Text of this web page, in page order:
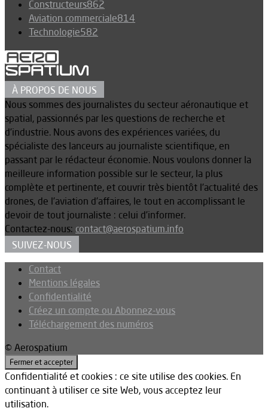
Constructeurs862
Aviation commerciale814
Technologie582
À PROPOS DE NOUS
Nous sommes des journalistes du secteur aéronautique et
spatial, passionnés par les questions de recherche et
d’industrie. Nous avons des expériences variées, du
spécialiste des lanceurs au journaliste scientifique, en
passant par le rédacteur économie. Nous voulons donner la
meilleure information possible sur le secteur, la plus
complète et pertinente, et couvrir très bientôt l’actualité des
drones, de l’aviation d’affaires, le tout en accomplissant le
devoir de tout journaliste : celui d’informer.
Contactez-nous: contact@aerospatium.info
SUIVEZ-NOUS
Contact
Mentions légales
Confidentialité
Créez un compte ou Abonnez-vous
Téléchargement des numéros
© Aerospatium
Confidentialité et cookies : ce site utilise des cookies. En
continuant à utiliser ce site Web, vous acceptez leur
utilisation.